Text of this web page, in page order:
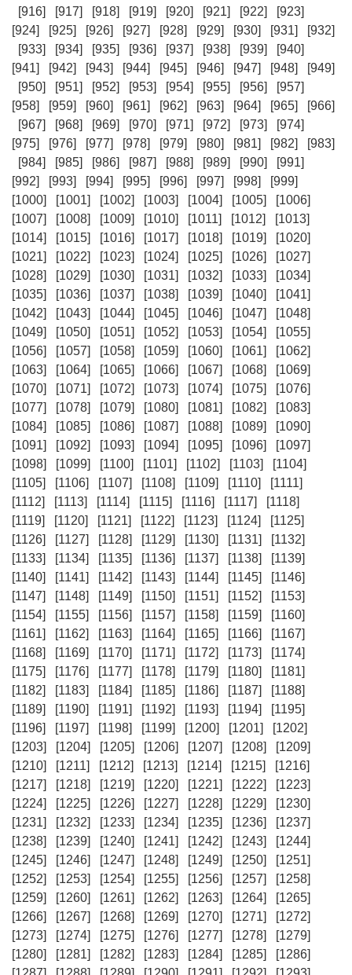
[916] [917] [918] [919] [920] [921] [922]
[923]
[924]
[925] [926] [927] [928] [929] [930] [931]
[932]
[933]
[934] [935] [936] [937] [938] [939]
[940]
[941]
[942] [943] [944] [945] [946] [947] [948]
[949]
[950]
[951] [952] [953] [954] [955] [956]
[957]
[958]
[959] [960] [961] [962] [963] [964] [965]
[966]
[967]
[968] [969] [970] [971] [972] [973]
[974]
[975]
[976] [977] [978] [979] [980] [981] [982]
[983]
[984]
[985] [986] [987] [988] [989] [990]
[991]
[992]
[993] [994] [995] [996] [997] [998]
[999]
[1000]
[1001] [1002] [1003] [1004] [1005]
[1006]
[1007]
[1008] [1009] [1010] [1011] [1012]
[1013]
[1014]
[1015] [1016] [1017] [1018] [1019]
[1020]
[1021]
[1022] [1023] [1024] [1025] [1026]
[1027]
[1028]
[1029] [1030] [1031] [1032] [1033]
[1034]
[1035]
[1036] [1037] [1038] [1039] [1040]
[1041]
[1042]
[1043] [1044] [1045] [1046] [1047]
[1048]
[1049]
[1050] [1051] [1052] [1053] [1054]
[1055]
[1056]
[1057] [1058] [1059] [1060] [1061]
[1062]
[1063]
[1064] [1065] [1066] [1067] [1068]
[1069]
[1070]
[1071] [1072] [1073] [1074] [1075]
[1076]
[1077]
[1078] [1079] [1080] [1081] [1082]
[1083]
[1084]
[1085] [1086] [1087] [1088] [1089]
[1090]
[1091]
[1092] [1093] [1094] [1095] [1096]
[1097]
[1098]
[1099] [1100] [1101] [1102] [1103]
[1104]
[1105]
[1106] [1107] [1108] [1109] [1110]
[1111]
[1112]
[1113] [1114] [1115] [1116] [1117]
[1118]
[1119]
[1120] [1121] [1122] [1123] [1124]
[1125]
[1126]
[1127] [1128] [1129] [1130] [1131]
[1132]
[1133]
[1134] [1135] [1136] [1137] [1138]
[1139]
[1140]
[1141] [1142] [1143] [1144] [1145]
[1146]
[1147]
[1148] [1149] [1150] [1151] [1152]
[1153]
[1154]
[1155] [1156] [1157] [1158] [1159]
[1160]
[1161]
[1162] [1163] [1164] [1165] [1166]
[1167]
[1168]
[1169] [1170] [1171] [1172] [1173]
[1174]
[1175]
[1176] [1177] [1178] [1179] [1180]
[1181]
[1182]
[1183] [1184] [1185] [1186] [1187]
[1188]
[1189]
[1190] [1191] [1192] [1193] [1194]
[1195]
[1196]
[1197] [1198] [1199] [1200] [1201]
[1202]
[1203]
[1204] [1205] [1206] [1207] [1208]
[1209]
[1210]
[1211] [1212] [1213] [1214] [1215]
[1216]
[1217]
[1218] [1219] [1220] [1221] [1222]
[1223]
[1224]
[1225] [1226] [1227] [1228] [1229]
[1230]
[1231]
[1232] [1233] [1234] [1235] [1236]
[1237]
[1238]
[1239] [1240] [1241] [1242] [1243]
[1244]
[1245]
[1246] [1247] [1248] [1249] [1250]
[1251]
[1252]
[1253] [1254] [1255] [1256] [1257]
[1258]
[1259]
[1260] [1261] [1262] [1263] [1264]
[1265]
[1266]
[1267] [1268] [1269] [1270] [1271]
[1272]
[1273]
[1274] [1275] [1276] [1277] [1278]
[1279]
[1280]
[1281] [1282] [1283] [1284] [1285]
[1286]